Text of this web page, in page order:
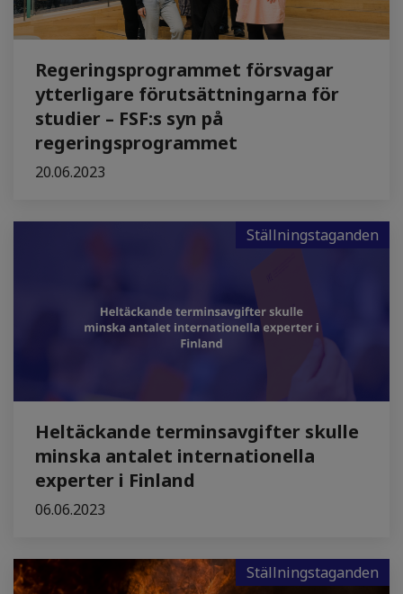
Regeringsprogrammet försvagar
ytterligare förutsättningarna för
studier – FSF:s syn på
regeringsprogrammet
20.06.2023
Ställningstaganden
Heltäckande terminsavgifter skulle
minska antalet internationella
experter i Finland
06.06.2023
Ställningstaganden